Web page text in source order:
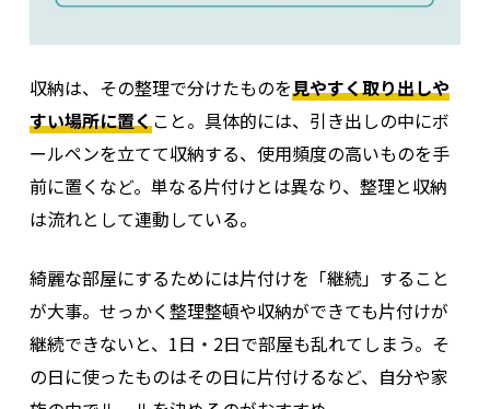
収納は、その整理で分けたものを見やすく取り出しや
すい場所に置くこと。具体的には、引き出しの中にボ
ールペンを立てて収納する、使用頻度の高いものを手
前に置くなど。単なる片付けとは異なり、整理と収納
は流れとして連動している。
綺麗な部屋にするためには片付けを「継続」すること
が大事。せっかく整理整頓や収納ができても片付けが
継続できないと、1日・2日で部屋も乱れてしまう。そ
の日に使ったものはその日に片付けるなど、自分や家